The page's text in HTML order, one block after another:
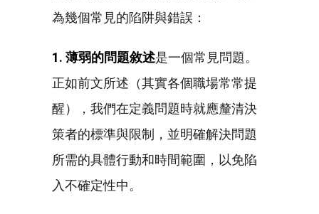
為幾個常見的陷阱與錯誤：
1. 薄弱的問題敘述是一個常見問題。
正如前文所述（其實各個職場常常提
醒），我們在定義問題時就應釐清決
策者的標準與限制，並明確解決問題
所需的具體行動和時間範圍，以免陷
入不確定性中。